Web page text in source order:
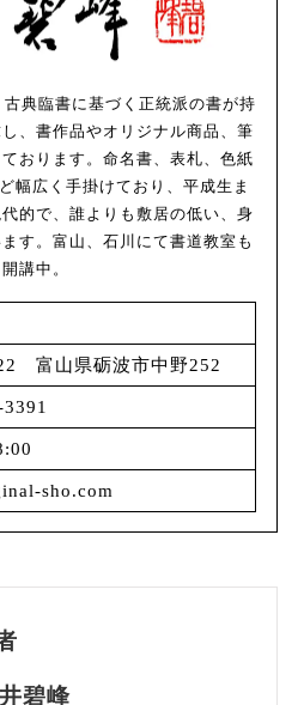
典臨書に基づく正統派の書が持
、書作品やオリジナル商品、筆
おります。命名書、表札、色紙
幅広く手掛けており、平成生ま
的で、誰よりも敷居の低い、身
す。富山、石川にて書道教室も
開講中。
富山県砺波市中野252
sho.com
碧峰